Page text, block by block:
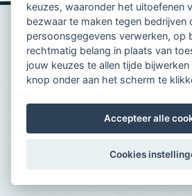
keuzes, waaronder het uitoefenen
bezwaar te maken tegen bedrijven
persoonsgegevens verwerken, op
rechtmatig belang in plaats van
jouw keuzes te allen tijde
knop onder aan het scherm te
Accepteer alle
Cookies